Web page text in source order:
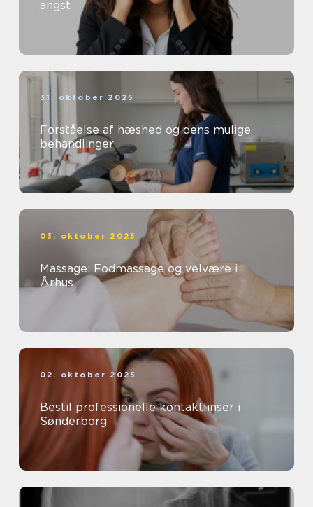
angst
31. oktober 2025
Forståelse af hæshed og dens mulige
behandlinger
03. oktober 2025
Massage: Fodmassage og velvære i
Århus
02. oktober 2025
Bestil professionelle kontaktlinser i
Sønderborg